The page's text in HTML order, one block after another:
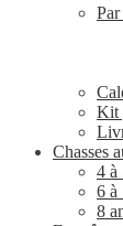
Kit
Chasses
4 à
6 à
8